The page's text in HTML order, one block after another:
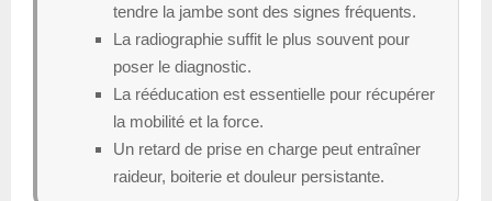
tendre la jambe sont des signes fréquents.
La radiographie suffit le plus souvent pour
poser le diagnostic.
La rééducation est essentielle pour récupérer
la mobilité et la force.
Un retard de prise en charge peut entraîner
raideur, boiterie et douleur persistante.